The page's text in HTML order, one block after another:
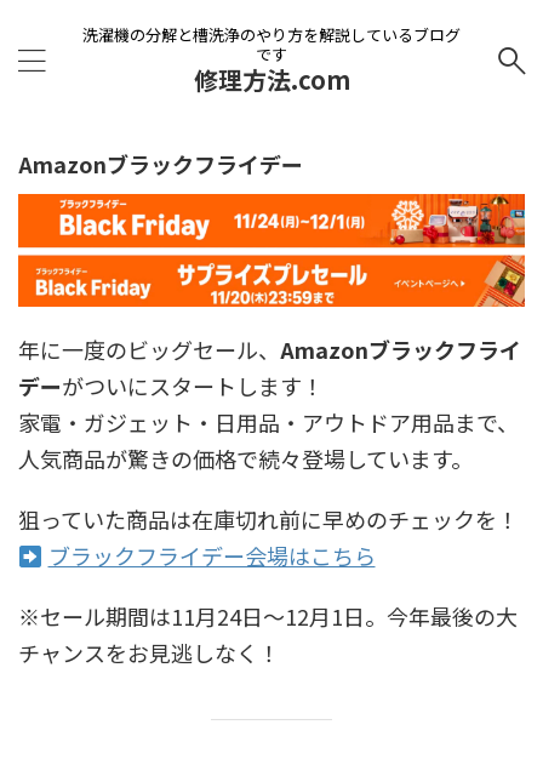
洗濯機の分解と槽洗浄のやり方を解説しているブログ
です
修理方法.com
Amazonブラックフライデー
年に一度のビッグセール、 Amazonブラックフライ
デーがついにスタートします！
家電・ガジェット・日用品・アウトドア用品まで、
人気商品が驚きの価格で続々登場しています。
狙っていた商品は在庫切れ前に早めのチェックを！
ブラックフライデー会場はこちら
※セール期間は11月24日〜12月1日。今年最後の大
チャンスをお見逃しなく！